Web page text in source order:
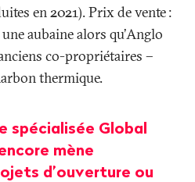
en 2021). Prix de vente:
aubaine alors qu’Anglo
co-propriétaires –
thermique.
spécialisée Global
mène
d’ouverture ou